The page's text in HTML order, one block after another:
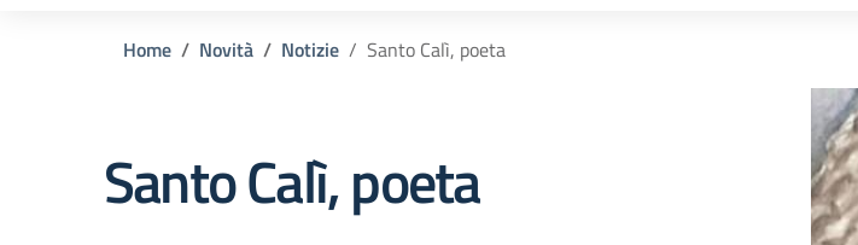
Home Novità Notizie Santo Calì, poeta
Santo Calì, poeta